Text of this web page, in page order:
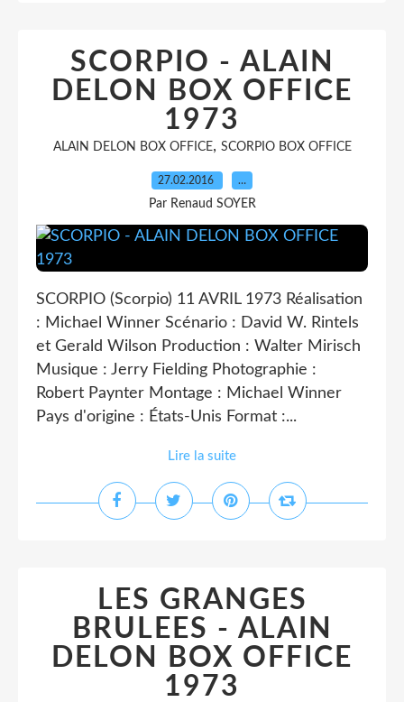
SCORPIO - ALAIN
DELON BOX OFFICE
1973
ALAIN DELON BOX OFFICE, SCORPIO BOX OFFICE
27.02.2016 …
Par Renaud SOYER
SCORPIO (Scorpio) 11 AVRIL 1973 Réalisation
: Michael Winner Scénario : David W. Rintels
et Gerald Wilson Production : Walter Mirisch
Musique : Jerry Fielding Photographie :
Robert Paynter Montage : Michael Winner
Pays d'origine : États-Unis Format :...
Lire la suite
LES GRANGES
BRULEES - ALAIN
DELON BOX OFFICE
1973